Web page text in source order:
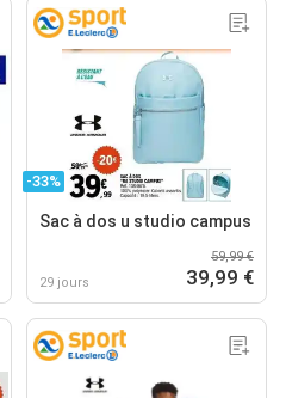
-33%
Sac à dos u studio campus
29 jours
59,99 €
39,99 €